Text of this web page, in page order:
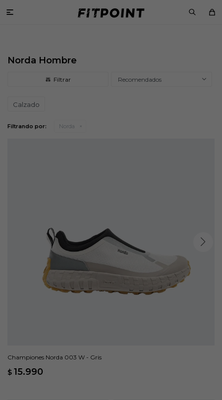

Norda Hombre
Recomendados
Calzado
Filtrando por: Norda
Championes Norda 003 W - Gris
$ 15.990